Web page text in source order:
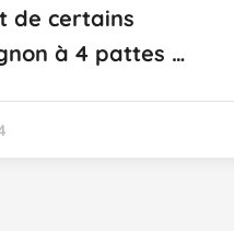
de certains
à 4 pattes …